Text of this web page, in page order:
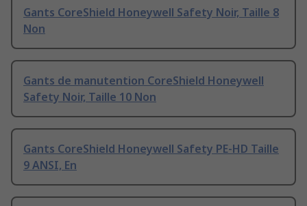
Gants CoreShield Honeywell Safety Noir, Taille 8
Non
Gants de manutention CoreShield Honeywell
Safety Noir, Taille 10 Non
Gants CoreShield Honeywell Safety PE-HD Taille
9 ANSI, En